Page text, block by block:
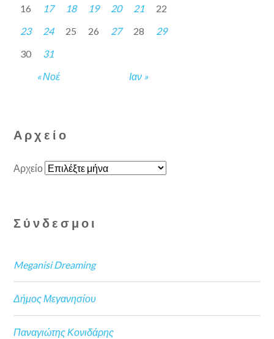
« Νοέ Ιαν »
16
17 18 19 20 21
22
23
24 25 26 27 28
29
30
31
Αρχείο
Αρχείο
Σύνδεσμοι
Meganisi Dreaming
Δήμος Μεγανησίου
Παναγιώτης Κονιδάρης